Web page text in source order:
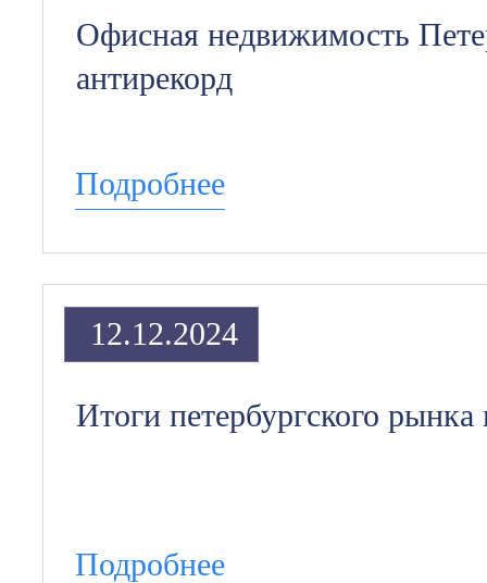
Офисная недвижимость
антирекорд
Подробнее
Итоги петербургского
Подробнее
12.12.2024